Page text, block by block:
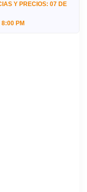
Y PRECIOS: 07 DE
PM